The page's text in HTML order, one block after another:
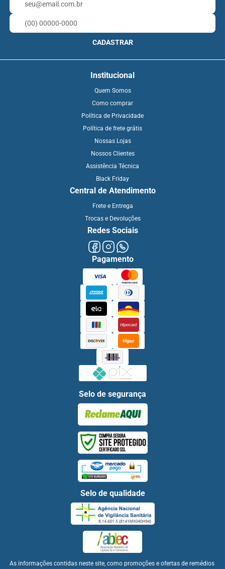
CADASTRAR
Institucional
Quem Somos
Como comprar
Política de Privacidade
Política de frete grátis
Nossas Lojas
Nossos Clientes
Assistência Técnica
Black Friday
Central de Atendimento
Frete e Entrega
Trocas e Devoluções
Redes Sociais
Pagamento
Selo de segurança
Selo de qualidade
As informações contidas neste site, como promoções e ofertas de remédios